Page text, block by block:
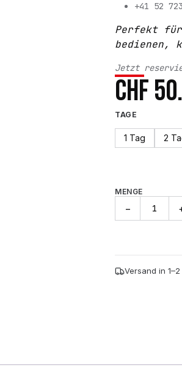
+41 52
Perfekt
bedienen,
Jetzt
CHF
TAGE
1 Tag 2
MENGE
−
DA15125-
01 Versand in